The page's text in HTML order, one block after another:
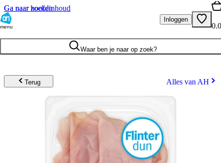
Ga naar hoofdinhoud
Ga naar zoeken
menu
Inloggen
Waar ben je naar op zoek?
Terug Alles van AH